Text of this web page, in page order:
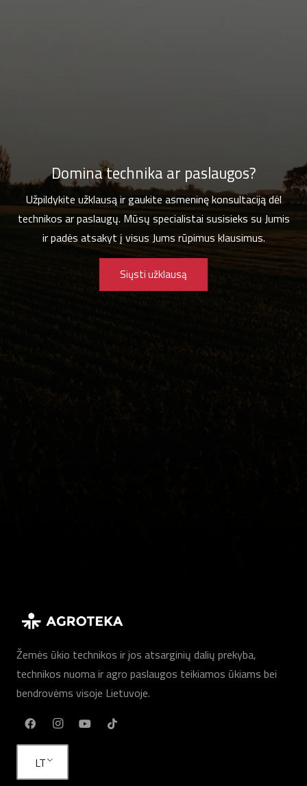
Domina technika ar paslaugos?
Užpildykite užklausą ir gaukite asmeninę konsultaciją dėl
technikos ar paslaugų. Mūsų specialistai susisieks su Jumis
ir padės atsakyt į visus Jums rūpimus klausimus.
Siųsti užklausą
Žemės ūkio technikos ir jos atsarginių dalių prekyba,
technikos nuoma ir agro paslaugos teikiamos ūkiams bei
bendrovėms visoje Lietuvoje.
LT